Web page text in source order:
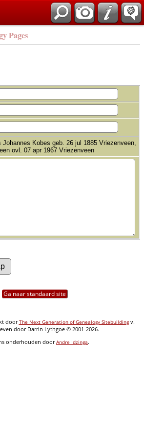
Pages
Johannes Kobes geb. 26 jul 1885 Vriezenveen,
ovl. 07 apr 1967 Vriezenveen
Ga naar standaard site
doorThe Next Generation of Genealogy Sitebuildingv.
door Darrin Lythgoe © 2001-2026.
onderhouden doorAndre Idzinga.